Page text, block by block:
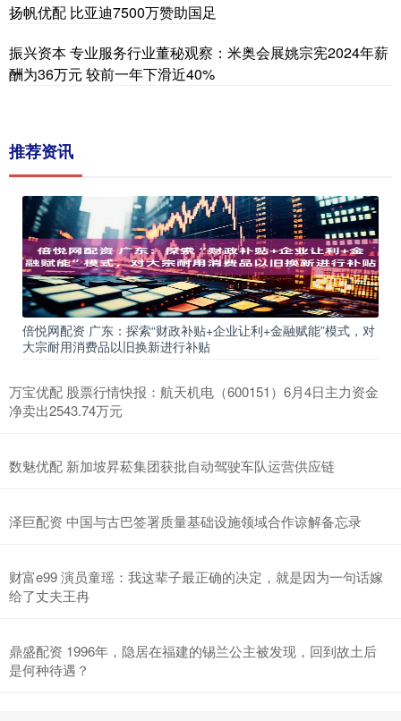
扬帆优配 比亚迪7500万赞助国足
振兴资本 专业服务行业董秘观察：米奥会展姚宗宪2024年薪
酬为36万元 较前一年下滑近40%
推荐资讯
倍悦网配资 广东：探索“财政补贴+企业让利+金融赋能”模式，对
大宗耐用消费品以旧换新进行补贴
万宝优配 股票行情快报：航天机电（600151）6月4日主力资金
净卖出2543.74万元
数魅优配 新加坡昇菘集团获批自动驾驶车队运营供应链
泽巨配资 中国与古巴签署质量基础设施领域合作谅解备忘录
财富e99 演员童瑶：我这辈子最正确的决定，就是因为一句话嫁
给了丈夫王冉
鼎盛配资 1996年，隐居在福建的锡兰公主被发现，回到故土后
是何种待遇？